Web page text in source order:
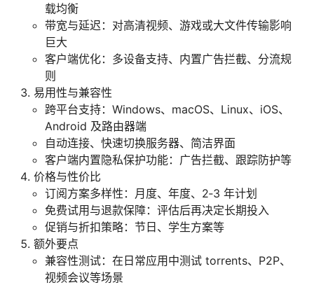
载均衡
带宽与延迟：对高清视频、游戏或大文件传输影响
巨大
客户端优化：多设备支持、内置广告拦截、分流规
则
易用性与兼容性
跨平台支持：Windows、macOS、Linux、iOS、
Android 及路由器端
自动连接、快速切换服务器、简洁界面
客户端内置隐私保护功能：广告拦截、跟踪防护等
价格与性价比
订阅方案多样性：月度、年度、2‑3 年计划
免费试用与退款保障：评估后再决定长期投入
促销与折扣策略：节日、学生方案等
额外要点
兼容性测试：在日常应用中测试 torrents、P2P、
视频会议等场景